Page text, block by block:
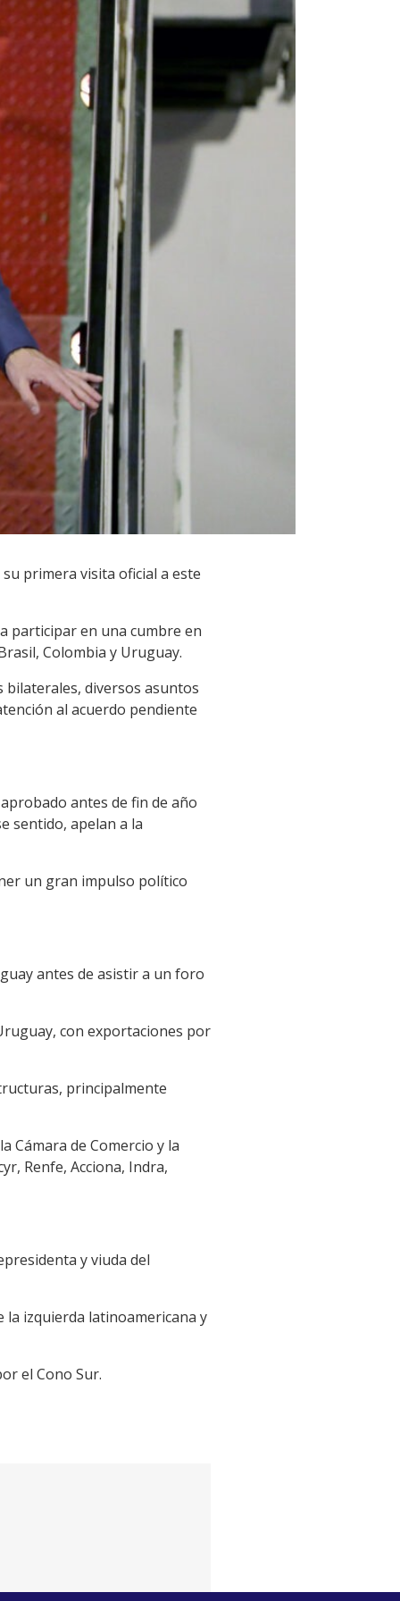
primera visita oficial a este
participar en una cumbre en
Colombia y Uruguay.
bilaterales, diversos asuntos
al acuerdo pendiente
antes de fin de año
sentido, apelan a la
un gran impulso político
antes de asistir a un foro
con exportaciones por
principalmente
Cámara de Comercio y la
Renfe, Acciona, Indra,
y viuda del
izquierda latinoamericana y
el Cono Sur.